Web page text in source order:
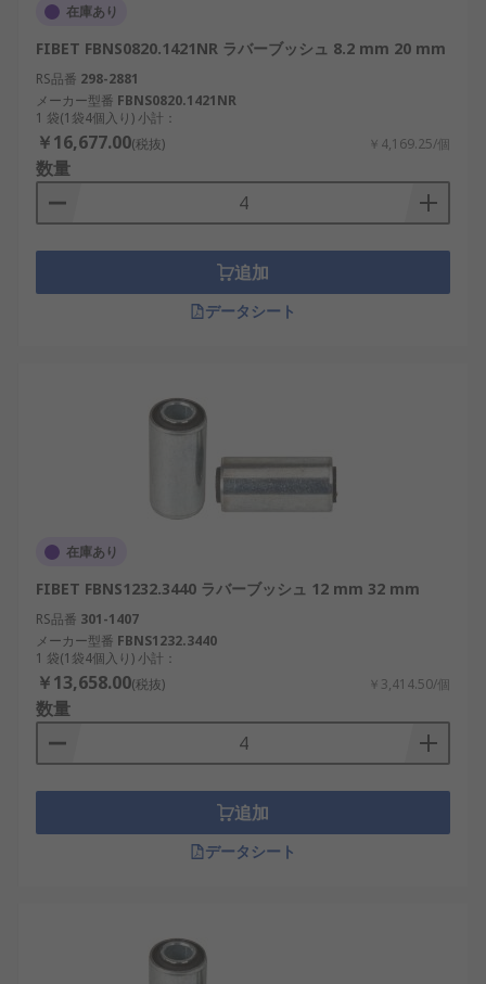
在庫あり
FIBET FBNS0820.1421NR ラバーブッシュ 8.2 mm 20 mm
RS品番 298-2881
メーカー型番 FBNS0820.1421NR
1 袋(1袋4個入り) 小計：
￥16,677.00(税抜) ￥4,169.25/個
数量
追加
データシート
在庫あり
FIBET FBNS1232.3440 ラバーブッシュ 12 mm 32 mm
RS品番 301-1407
メーカー型番 FBNS1232.3440
1 袋(1袋4個入り) 小計：
￥13,658.00(税抜) ￥3,414.50/個
数量
追加
データシート